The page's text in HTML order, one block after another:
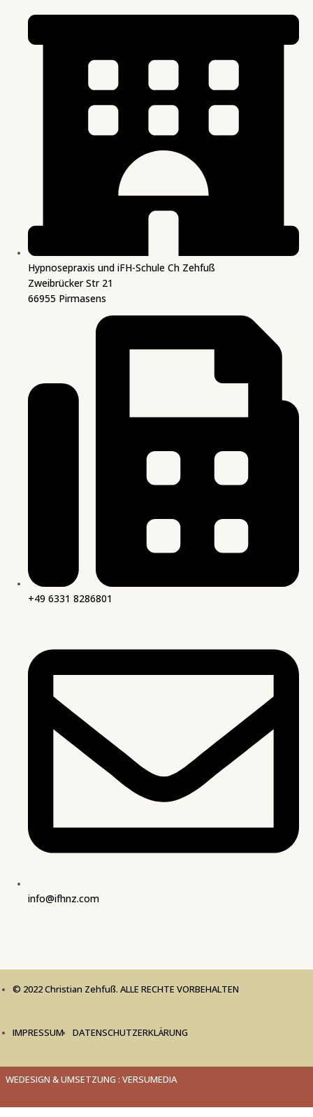
Hypnosepraxis und iFH-Schule Ch Zehfuß
Zweibrücker Str 21
66955 Pirmasens
+49 6331 8286801
info@ifhnz.com
© 2022 Christian Zehfuß. ALLE RECHTE VORBEHALTEN
IMPRESSUM DATENSCHUTZERKLÄRUNG
WEDESIGN & UMSETZUNG : VERSUMEDIA